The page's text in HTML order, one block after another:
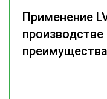
Применение